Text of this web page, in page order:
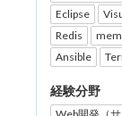
Eclipse
Redis
Ansible
経験分野